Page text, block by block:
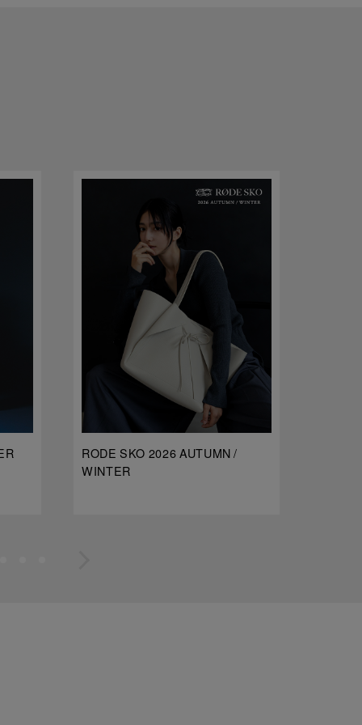
RODE SKO 2026 AUTUMN /
WINTER